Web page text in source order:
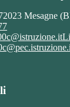
Mesagne